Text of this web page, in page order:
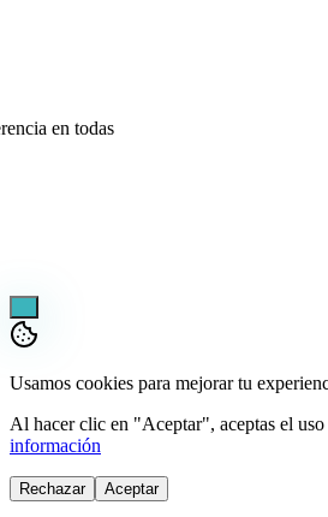
en todas
¡Pregúntame lo que sea!
Usamos cookies para mejorar tu
Al hacer clic en "Aceptar", aceptas el uso
información